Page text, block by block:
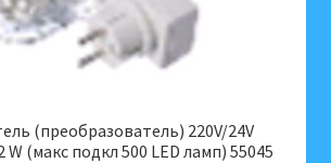
(преобразователь) 220V/24V
(макс подкл 500 LED ламп) 55045